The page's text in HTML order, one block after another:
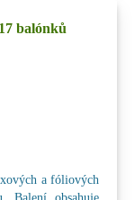
balónků
a fóliových